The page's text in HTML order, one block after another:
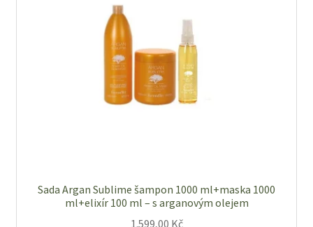
Sada Argan Sublime šampon 1000 ml+maska 1000
ml+elixír 100 ml – s arganovým olejem
1.599,00 Kč